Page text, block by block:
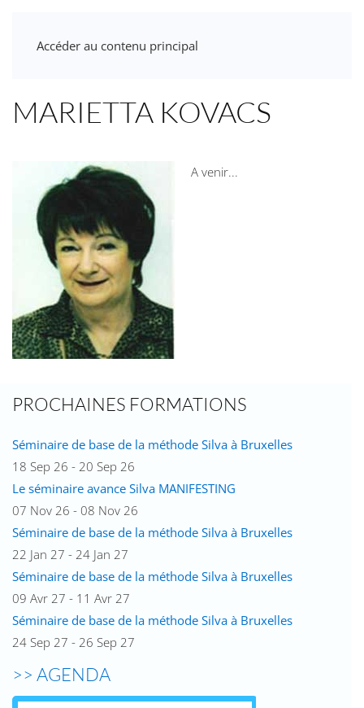
Accéder au contenu principal
MARIETTA KOVACS
A venir...
PROCHAINES FORMATIONS
Séminaire de base de la méthode Silva à Bruxelles
18 Sep 26 - 20 Sep 26
Le séminaire avance Silva MANIFESTING
07 Nov 26 - 08 Nov 26
Séminaire de base de la méthode Silva à Bruxelles
22 Jan 27 - 24 Jan 27
Séminaire de base de la méthode Silva à Bruxelles
09 Avr 27 - 11 Avr 27
Séminaire de base de la méthode Silva à Bruxelles
24 Sep 27 - 26 Sep 27
>> AGENDA